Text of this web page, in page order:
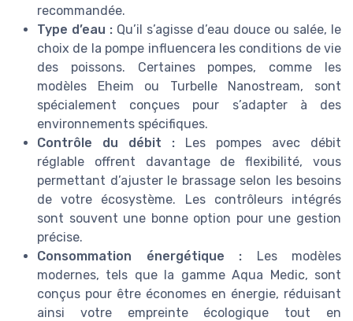
recommandée.
Type d’eau : Qu’il s’agisse d’eau douce ou salée, le
choix de la pompe influencera les conditions de vie
des poissons. Certaines pompes, comme les
modèles Eheim ou Turbelle Nanostream, sont
spécialement conçues pour s’adapter à des
environnements spécifiques.
Contrôle du débit : Les pompes avec débit
réglable offrent davantage de flexibilité, vous
permettant d’ajuster le brassage selon les besoins
de votre écosystème. Les contrôleurs intégrés
sont souvent une bonne option pour une gestion
précise.
Consommation énergétique : Les modèles
modernes, tels que la gamme Aqua Medic, sont
conçus pour être économes en énergie, réduisant
ainsi votre empreinte écologique tout en